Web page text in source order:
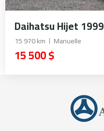
Daihatsu Hijet 1999
15 970 km Manuelle
15 500 $